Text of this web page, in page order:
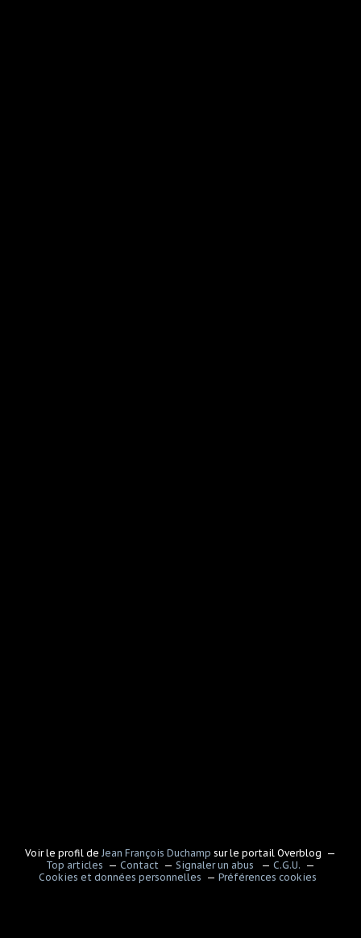
Voir le profil de Jean François Duchamp sur le portail Overblog
Top articles
Contact Signaler un abus
C.G.U.
Cookies et données personnelles
Préférences cookies